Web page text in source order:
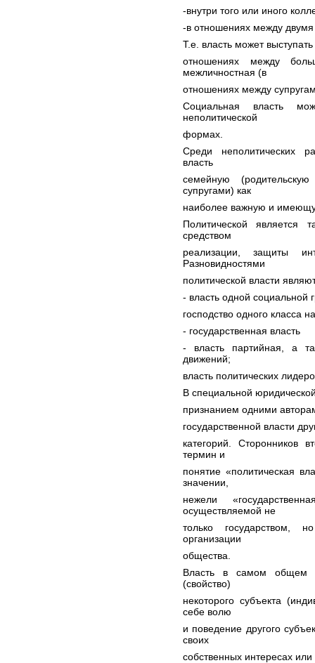
-внутри того или иного
-в отношениях между
Т.е. власть может
отношениях между
межличностная (в
отношениях между
Социальная власть
неполитической
формах.
Среди неполитических
власть
семейную
супругами) как
наиболее важную и
Политической является
средством
реализации, защиты
Разновидностями
политической власти
- власть одной социальной
господство одного класса
- государственная власть
- власть партийная, а
движений;
власть политических
В специальной
признанием одними
государственной власти
категорий. Сторонников
термин и
понятие «политическая
значении,
нежели
осуществляемой не
только государством,
организации
общества.
Власть в самом общем
(свойство)
некоторого субъекта
себе волю
и поведение другого
своих
собственных интересах